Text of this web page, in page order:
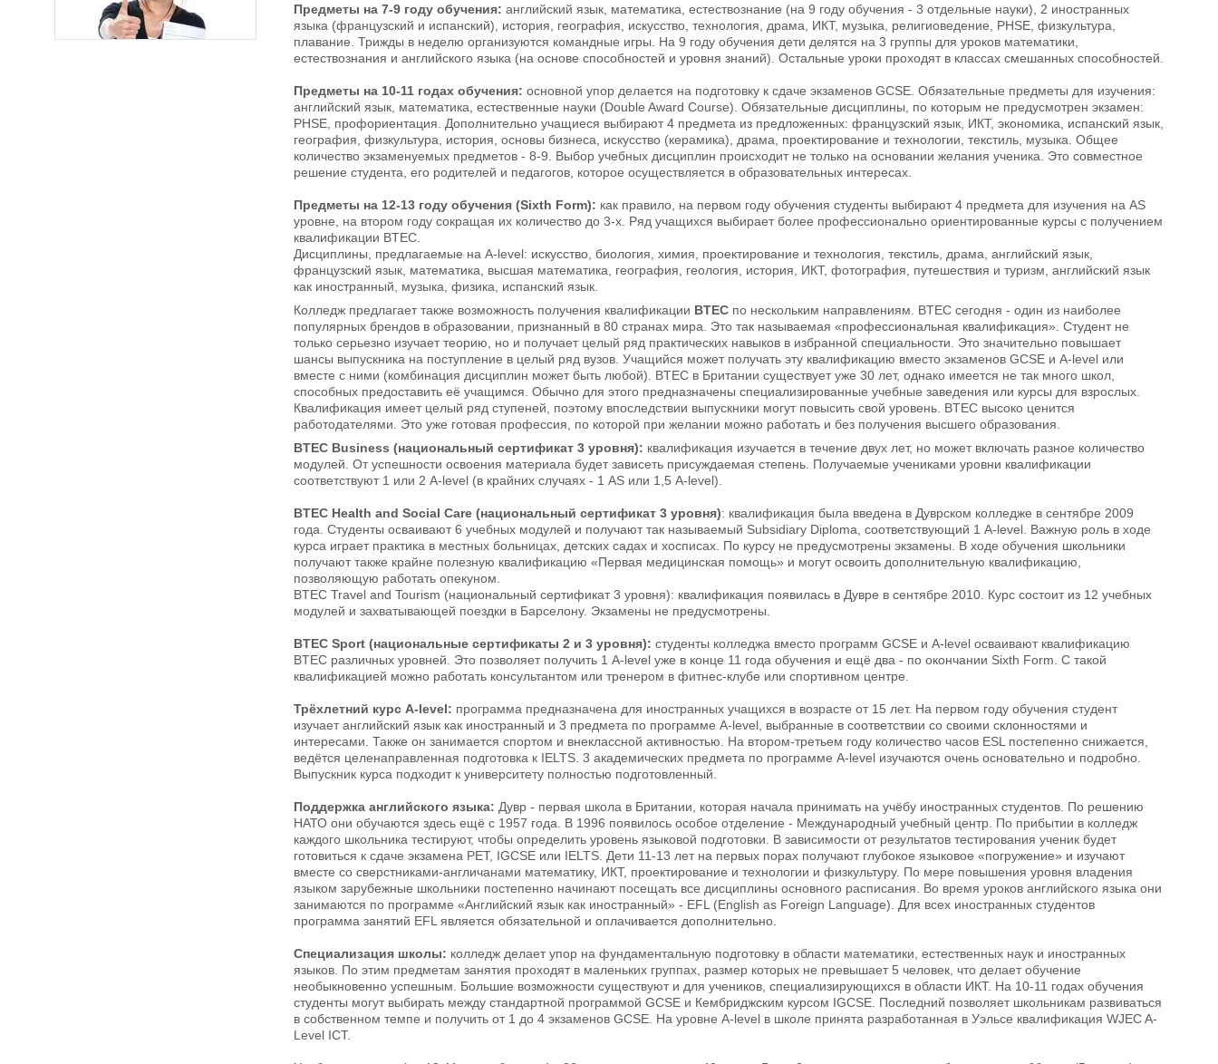
Предметы на 7-9 году обучения: английский язык, математика, естествознание (на 9 году обучения - 3 отдельные науки), 2 иностранных
языка (французский и испанский), история, география, искусство, технология, драма, ИКТ, музыка, религиоведение, PHSE, физкультура,
плавание. Трижды в неделю организуются командные игры. На 9 году обучения дети делятся на 3 группы для уроков математики,
естествознания и английского языка (на основе способностей и уровня знаний). Остальные уроки проходят в классах смешанных способностей.
Предметы на 10-11 годах обучения: основной упор делается на подготовку к сдаче экзаменов GCSE. Обязательные предметы для изучения:
английский язык, математика, естественные науки (Double Award Course). Обязательные дисциплины, по которым не предусмотрен экзамен:
PHSE, профориентация. Дополнительно учащиеся выбирают 4 предмета из предложенных: французский язык, ИКТ, экономика, испанский язык,
география, физкультура, история, основы бизнеса, искусство (керамика), драма, проектирование и технологии, текстиль, музыка. Общее
количество экзаменуемых предметов - 8-9. Выбор учебных дисциплин происходит не только на основании желания ученика. Это совместное
решение студента, его родителей и педагогов, которое осуществляется в образовательных интересах.
Предметы на 12-13 году обучения (Sixth Form): как правило, на первом году обучения студенты выбирают 4 предмета для изучения на AS
уровне, на втором году сокращая их количество до 3-х. Ряд учащихся выбирает более профессионально ориентированные курсы с получением
квалификации BTEC.
Дисциплины, предлагаемые на A-level: искусство, биология, химия, проектирование и технология, текстиль, драма, английский язык,
французский язык, математика, высшая математика, география, геология, история, ИКТ, фотография, путешествия и туризм, английский язык
как иностранный, музыка, физика, испанский язык.
Колледж предлагает также возможность получения квалификации BTEC по нескольким направлениям. BTEC сегодня - один из наиболее
популярных брендов в образовании, признанный в 80 странах мира. Это так называемая «профессиональная квалификация». Студент не
только серьезно изучает теорию, но и получает целый ряд практических навыков в избранной специальности. Это значительно повышает
шансы выпускника на поступление в целый ряд вузов. Учащийся может получать эту квалификацию вместо экзаменов GCSE и A-level или
вместе с ними (комбинация дисциплин может быть любой). BTEC в Британии существует уже 30 лет, однако имеется не так много школ,
способных предоставить её учащимся. Обычно для этого предназначены специализированные учебные заведения или курсы для взрослых.
Квалификация имеет целый ряд ступеней, поэтому впоследствии выпускники могут повысить свой уровень. BTEC высоко ценится
работодателями. Это уже готовая профессия, по которой при желании можно работать и без получения высшего образования.
BTEC Business (национальный сертификат 3 уровня): квалификация изучается в течение двух лет, но может включать разное количество
модулей. От успешности освоения материала будет зависеть присуждаемая степень. Получаемые учениками уровни квалификации
соответствуют 1 или 2 A-level (в крайних случаях - 1 AS или 1,5 A-level).
BTEC Health and Social Care (национальный сертификат 3 уровня): квалификация была введена в Дуврском колледже в сентябре 2009
года. Студенты осваивают 6 учебных модулей и получают так называемый Subsidiary Diploma, соответствующий 1 A-level. Важную роль в ходе
курса играет практика в местных больницах, детских садах и хосписах. По курсу не предусмотрены экзамены. В ходе обучения школьники
получают также крайне полезную квалификацию «Первая медицинская помощь» и могут освоить дополнительную квалификацию,
позволяющую работать опекуном.
BTEC Travel and Tourism (национальный сертификат 3 уровня): квалификация появилась в Дувре в сентябре 2010. Курс состоит из 12 учебных
модулей и захватывающей поездки в Барселону. Экзамены не предусмотрены.
BTEC Sport (национальные сертификаты 2 и 3 уровня): студенты колледжа вместо программ GCSE и A-level осваивают квалификацию
BTEC различных уровней. Это позволяет получить 1 A-level уже в конце 11 года обучения и ещё два - по окончании Sixth Form. С такой
квалификацией можно работать консультантом или тренером в фитнес-клубе или спортивном центре.
Трёхлетний курс A-level: программа предназначена для иностранных учащихся в возрасте от 15 лет. На первом году обучения студент
изучает английский язык как иностранный и 3 предмета по программе A-level, выбранные в соответствии со своими склонностями и
интересами. Также он занимается спортом и внеклассной активностью. На втором-третьем году количество часов ESL постепенно снижается,
ведётся целенаправленная подготовка к IELTS. 3 академических предмета по программе A-level изучаются очень основательно и подробно.
Выпускник курса подходит к университету полностью подготовленный.
Поддержка английского языка: Дувр - первая школа в Британии, которая начала принимать на учёбу иностранных студентов. По решению
НАТО они обучаются здесь ещё с 1957 года. В 1996 появилось особое отделение - Международный учебный центр. По прибытии в колледж
каждого школьника тестируют, чтобы определить уровень языковой подготовки. В зависимости от результатов тестирования ученик будет
готовиться к сдаче экзамена PET, IGCSE или IELTS. Дети 11-13 лет на первых порах получают глубокое языковое «погружение» и изучают
вместе со сверстниками-англичанами математику, ИКТ, проектирование и технологии и физкультуру. По мере повышения уровня владения
языком зарубежные школьники постепенно начинают посещать все дисциплины основного расписания. Во время уроков английского языка они
занимаются по программе «Английский язык как иностранный» - EFL (English as Foreign Language). Для всех иностранных студентов
программа занятий EFL является обязательной и оплачивается дополнительно.
Специализация школы: колледж делает упор на фундаментальную подготовку в области математики, естественных наук и иностранных
языков. По этим предметам занятия проходят в маленьких группах, размер которых не превышает 5 человек, что делает обучение
необыкновенно успешным. Большие возможности существуют и для учеников, специализирующихся в области ИКТ. На 10-11 годах обучения
студенты могут выбирать между стандартной программой GCSE и Кембриджским курсом IGCSE. Последний позволяет школьникам развиваться
в собственном темпе и получить от 1 до 4 экзаменов GCSE. На уровне A-level в школе принята разработанная в Уэльсе квалификация WJEC A-
Level ICT.